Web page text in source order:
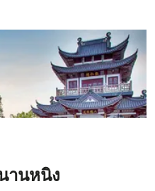
านหนิง